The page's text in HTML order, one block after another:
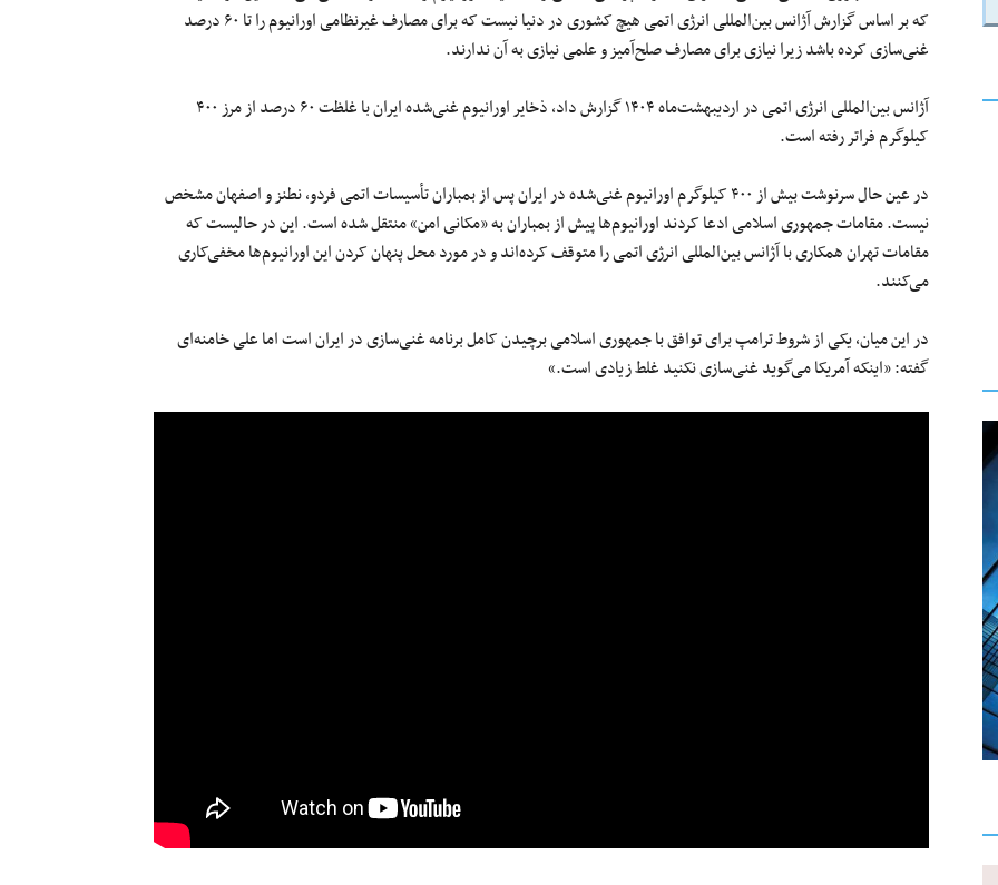
که بر اساس گزارش آژانس بین‌المللی انرژی اتمی هیچ کشوری در دنیا نیست که برای مصارف غیرنظامی اورانیوم را تا ۶۰ درصد
غنی‌سازی‌ کرده باشد زیرا نیازی برای مصارف صلح‌آمیز و علمی نیازی به آن ندارند.
آژانس بین‌المللی انرژی اتمی در اردیبهشت‌ماه ۱۴۰۴ گزارش داد، ذخایر اورانیوم غنی‌شده ایران با غلظت ۶۰ درصد از مرز ۴۰۰
کیلوگرم فراتر رفته است.
در عین حال سرنوشت بیش از ۴۰۰ کیلوگرم اورانیوم غنی‌شده در ایران پس از بمباران تأسیسات اتمی فردو، نطنز و اصفهان مشخص
نیست. مقامات جمهوری اسلامی ادعا کردند اورانیوم‌ها پیش از بمباران به «مکانی امن» منتقل شده است. این در حالیست که
مقامات تهران همکاری با آژانس بین‌المللی انرژی اتمی را متوقف کرده‌اند و در مورد محل پنهان کردن این اورانیوم‌ها مخفی‌کاری
می‌کنند.
در این میان، یکی از شروط ترامپ برای توافق با جمهوری اسلامی برچیدن کامل برنامه غنی‌سازی در ایران است اما علی خامنه‌ای
گفته: «اینکه آمریکا می‌گوید غنی‌سازی نکنید غلط زیادی است.»